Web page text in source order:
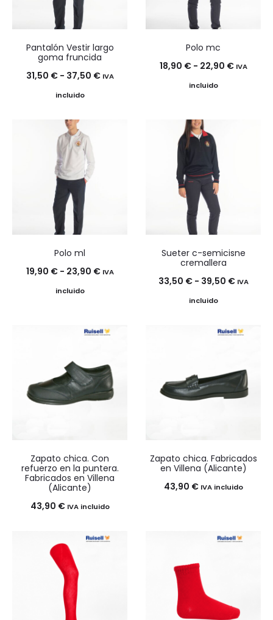
Pantalón Vestir largo
goma fruncida
31,50 € - 37,50 €Rango
IVA
incluido
Polo mc
18,90 € - 22,90 €Rango
IVA
incluido
Polo ml
19,90 € - 23,90 €Rango
desde
hasta
23,90 €
IVA
incluido
Sueter c-semicisne
cremallera
33,50 € - 39,50 €Rango
desde
hasta
39,50 €
IVA
incluido
Zapato chica. Con
refuerzo en la puntera.
Fabricados en Villena
(Alicante)
43,90 € IVA incluido
Zapato chica. Fabricados
en Villena (Alicante)
43,90 € IVA incluido